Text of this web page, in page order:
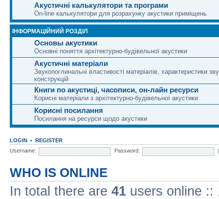
Акустичні калькулятори та програми
On-line калькулятори для розрахунку акустики приміщень
ІНФОРМАЦІЙНИЙ РОЗДІЛ
Основы акустики
Основні поняття архітектурно-будівельної акустики
Акустичні матеріали
Звукопоглинальні властивості матеріалів, характеристики
конструкцій
Книги по акустиці, часописи, он-лайн ресурси
Корисні матеріали з архітектурно-будівельної акустики
Корисні посилання
Посилання на ресурси щодо акустики
LOGIN • REGISTER
Username:
Password:
WHO IS ONLINE
In total there are 41 users online ::